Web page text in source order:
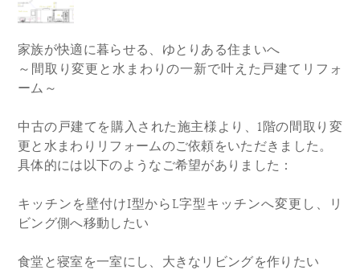
家族が快適に暮らせる、ゆとりある住まいへ
～間取り変更と水まわりの一新で叶えた戸建てリフォ
ーム～
中古の戸建てを購入された施主様より、1階の間取り変
更と水まわりリフォームのご依頼をいただきました。
具体的には以下のようなご希望がありました：
キッチンを壁付けI型からL字型キッチンへ変更し、リ
ビング側へ移動したい
食堂と寝室を一室にし、大きなリビングを作りたい